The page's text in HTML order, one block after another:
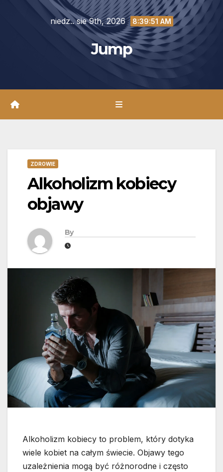
niedz.. sie 9th, 2026 8:39:52 AM
Jump
ZDROWIE
Alkoholizm kobiecy
objawy
By
Alkoholizm kobiecy to problem, który dotyka
wiele kobiet na całym świecie. Objawy tego
uzależnienia mogą być różnorodne i często